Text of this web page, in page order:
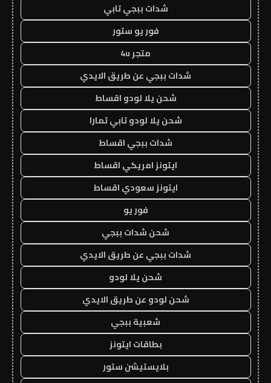
شدات ببجي تابي
فور يو ستور
متجر 4u
شدات ببجي عن طريق الايدي
شحن يلا لودو اقساط
شحن يلا لودو تابي تمارا
شدات ببجي اقساط
ايتونز امريكي اقساط
ايتونز سعودي اقساط
فور يو
شحن شدات ببجي
شدات ببجي عن طريق الايدي
شحن يلا لودو
شحن لودو عن طريق الايدي
شعبية ببجي
بطاقات ايتونز
بلايستيشن ستور